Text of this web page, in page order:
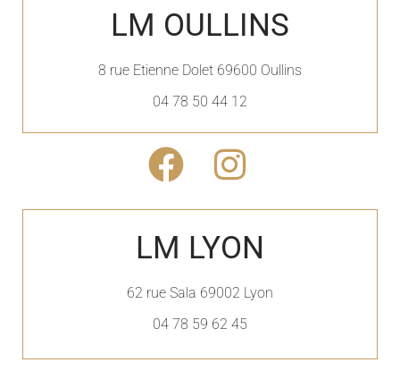
LM OULLINS
8 rue Etienne Dolet 69600 Oullins
04 78 50 44 12
LM LYON
62 rue Sala 69002 Lyon
04 78 59 62 45